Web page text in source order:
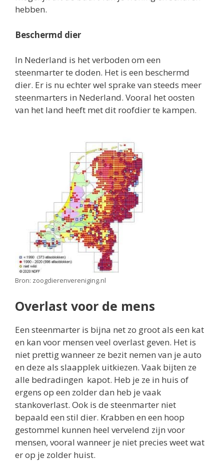
hebben.
Beschermd dier
In Nederland is het verboden om een
steenmarter te doden. Het is een beschermd
dier. Er is nu echter wel sprake van steeds meer
steenmarters in Nederland. Vooral het oosten
van het land heeft met dit roofdier te kampen.
Bron: zoogdierenvereniging.nl
Overlast voor de mens
Een steenmarter is bijna net zo groot als een kat
en kan voor mensen veel overlast geven. Het is
niet prettig wanneer ze bezit nemen van je auto
en deze als slaapplek uitkiezen. Vaak bijten ze
alle bedradingen kapot. Heb je ze in huis of
ergens op een zolder dan heb je vaak
stankoverlast. Ook is de steenmarter niet
bepaald een stil dier. Krabben en een hoop
gestommel kunnen heel vervelend zijn voor
mensen, vooral wanneer je niet precies weet wat
er op je zolder huist.